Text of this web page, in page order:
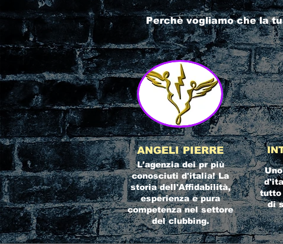
Perchè vogliamo che la
ANGELI PIERRE
L'agenzia dei pr più
conosciuti d'italia! La
storia dell'Affidabilità,
esperienza e pura
competenza nel settore
del clubbing.
tutto
di